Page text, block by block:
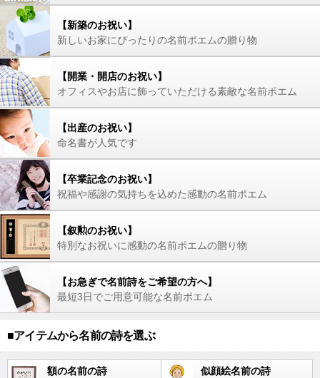
【新築のお祝い】
新しいお家にぴったりの名前ポエムの贈り物
【開業・開店のお祝い】
オフィスやお店に飾っていただける素敵な名前ポエム
【出産のお祝い】
命名書が人気です
【卒業記念のお祝い】
祝福や感謝の気持ちを込めた感動の名前ポエム
【叙勲のお祝い】
特別なお祝いに感動の名前ポエムの贈り物
【お急ぎで名前詩をご希望の方へ】
最短3日でご用意可能な名前ポエム
■アイテムから名前の詩を選ぶ
額の名前の詩 似顔絵名前の詩